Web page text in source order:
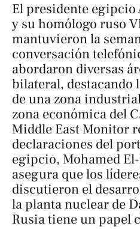
El presidente egipcio
y su homólogo ruso
mantuvieron la
conversación
abordaron diversas
bilateral, destacando
de una zona
zona económica del
Middle East Monitor
declaraciones del
egipcio, Mohamed
asegura que los
discutieron el
la planta nuclear de
Rusia tiene un papel